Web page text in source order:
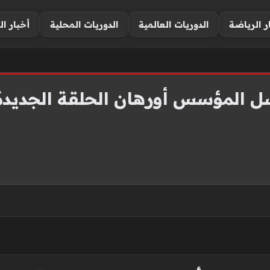
الرياضة الدوريات العالمية الدوريات المحلية أخبار
أورهان الحلقة الجديدة